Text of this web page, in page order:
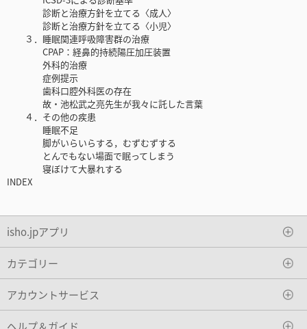
診断と治療方針を立てる〈成人〉
診断と治療方針を立てる〈小児〉
３．睡眠関連呼吸障害群の治療
CPAP：経鼻的持続陽圧加圧装置
外科的治療
症例提示
歯科口腔外科医の存在
故・池松武之亮先生が我々に託した言葉
４．その他の疾患
睡眠不足
脚がいらいらする，むずむずする
とんでもない場面で眠ってしまう
寝ぼけて大暴れする
INDEX
isho.jpアプリ
カテゴリー
アカウントサービス
ヘルプ＆ガイド